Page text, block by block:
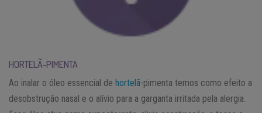
HORTELÃ-PIMENTA
Ao inalar o óleo essencial de hortelã-pimenta temos como efeito a
desobstrução nasal e o alívio para a garganta irritada pela alergia.